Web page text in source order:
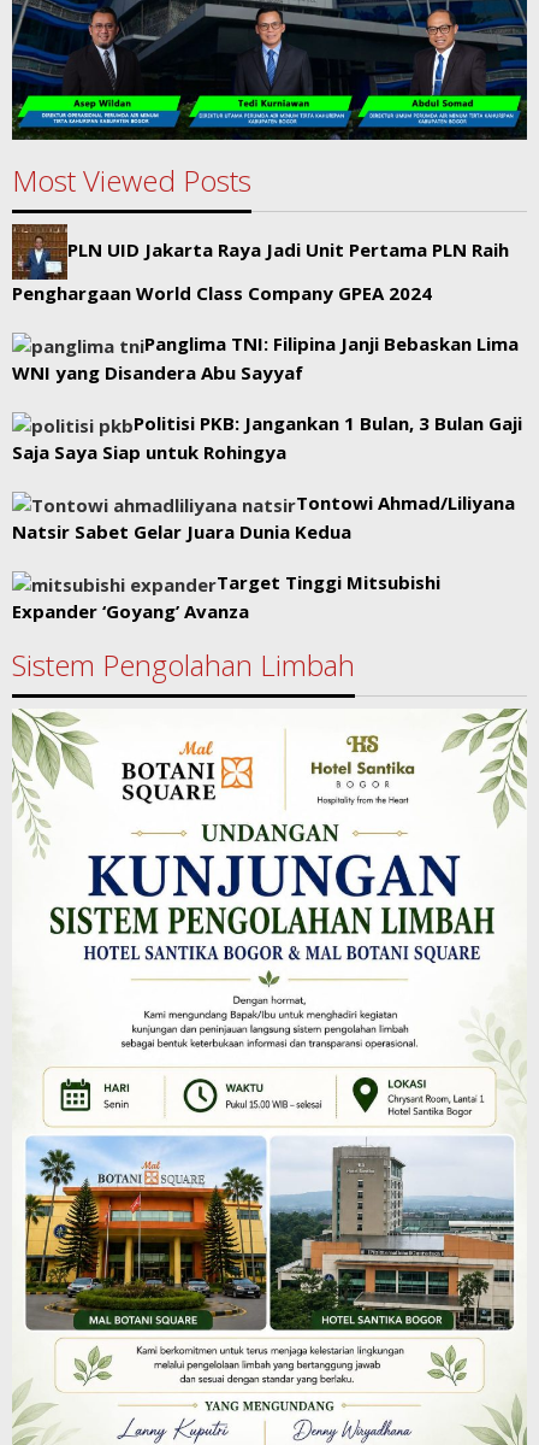
Most Viewed Posts
PLN UID Jakarta Raya Jadi Unit Pertama PLN Raih
Penghargaan World Class Company GPEA 2024
Panglima TNI: Filipina Janji Bebaskan Lima
WNI yang Disandera Abu Sayyaf
Politisi PKB: Jangankan 1 Bulan, 3 Bulan Gaji
Saja Saya Siap untuk Rohingya
Tontowi Ahmad/Liliyana
Natsir Sabet Gelar Juara Dunia Kedua
Target Tinggi Mitsubishi
Expander ‘Goyang’ Avanza
Sistem Pengolahan Limbah